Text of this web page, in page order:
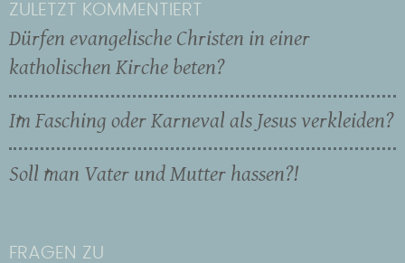
ZULETZT KOMMENTIERT
Dürfen evangelische Christen in einer
katholischen Kirche beten?
Im Fasching oder Karneval als Jesus verkleiden?
Soll man Vater und Mutter hassen?!
FRAGEN ZU